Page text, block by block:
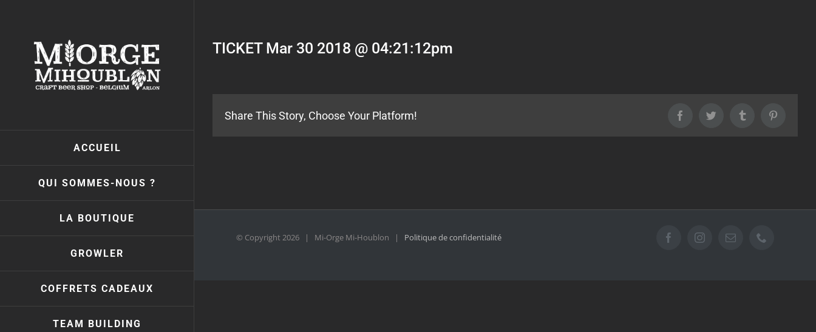
ACCUEIL
QUI SOMMES-NOUS ?
LA BOUTIQUE
GROWLER
COFFRETS CADEAUX
TEAM BUILDING
TICKET Mar 30 2018 @ 04:21:12pm
Share This Story, Choose Your Platform! FacebookTwitter Tumblr
© Copyright2026 | Mi-Orge Mi-Houblon | Politique de confidentialité FacebookInstagramEmail